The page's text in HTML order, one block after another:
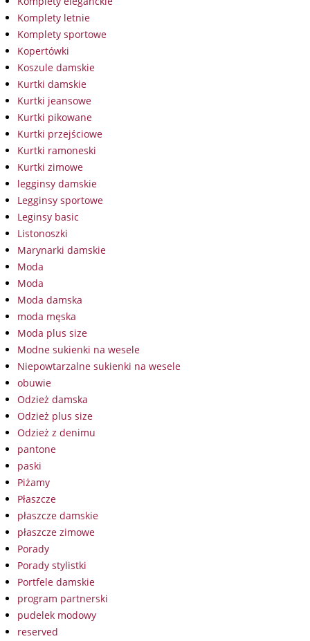
Komplety letnie
Komplety sportowe
Kopertówki
Koszule damskie
Kurtki damskie
Kurtki jeansowe
Kurtki pikowane
Kurtki przejściowe
Kurtki ramoneski
Kurtki zimowe
legginsy damskie
Legginsy sportowe
Leginsy basic
Listonoszki
Marynarki damskie
Moda
Moda
Moda damska
moda męska
Moda plus size
Modne sukienki na wesele
Niepowtarzalne sukienki na wesele
obuwie
Odzież damska
Odzież plus size
Odzież z denimu
pantone
paski
Piżamy
Płaszcze
płaszcze damskie
płaszcze zimowe
Porady
Porady stylistki
Portfele damskie
program partnerski
pudelek modowy
reserved